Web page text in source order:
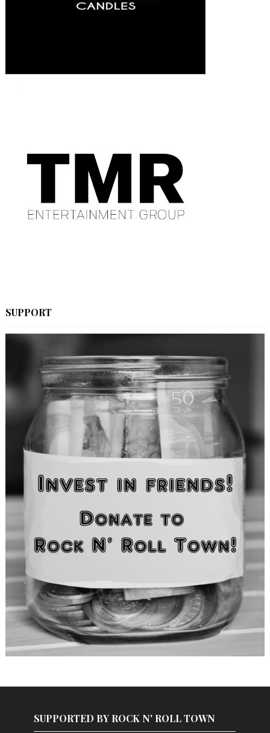
SUPPORT
SUPPORTED BY ROCK N' ROLL TOWN